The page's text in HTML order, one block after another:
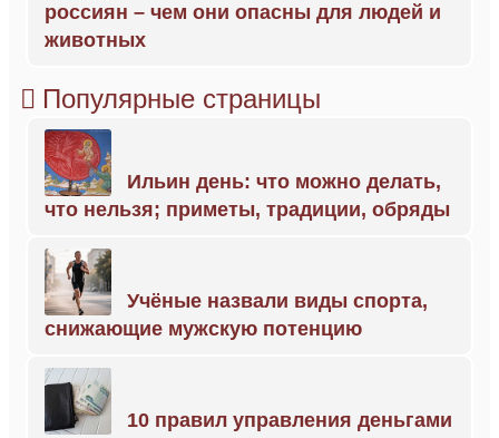
россиян – чем они опасны для людей и
животных
Популярные страницы
Ильин день: что можно делать,
что нельзя; приметы, традиции, обряды
Учёные назвали виды спорта,
снижающие мужскую потенцию
10 правил управления деньгами